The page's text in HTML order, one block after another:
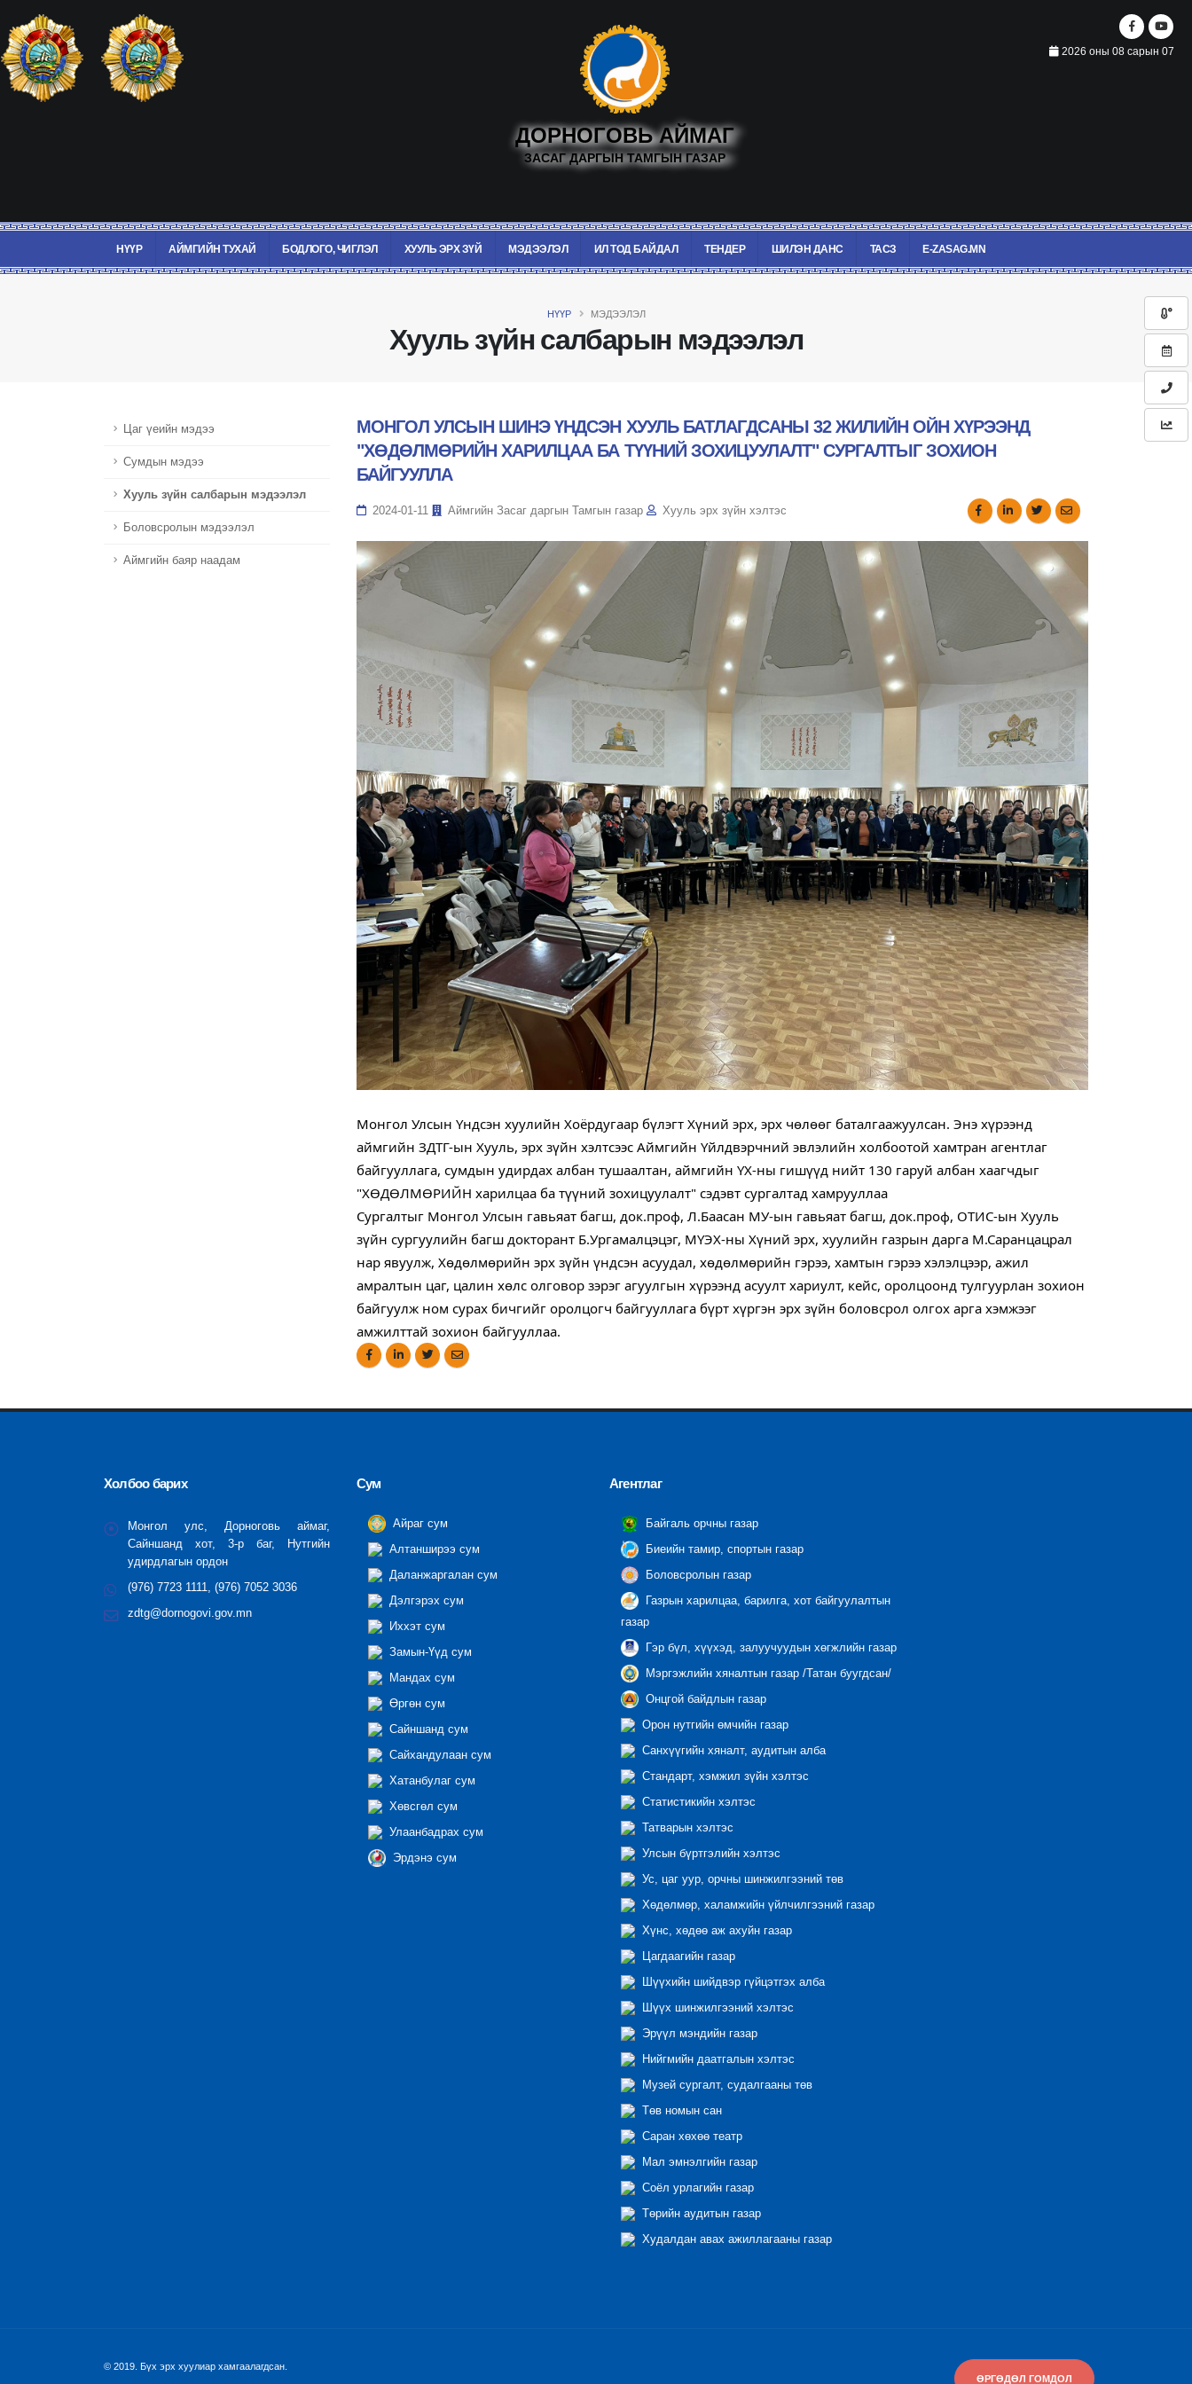
2026 оны 08 сарын 07
ДОРНОГОВЬ АЙМАГ
ЗАСАГ ДАРГЫН ТАМГЫН ГАЗАР
НҮҮР АЙМГИЙН ТУХАЙ БОДЛОГО, ЧИГЛЭЛ ХУУЛЬ ЭРХ ЗҮЙ МЭДЭЭЛЭЛ ИЛ ТОД БАЙДАЛ ТЕНДЕР ШИЛЭН ДАНС ТАСЗ E-ZASAG.MN
Хууль зүйн салбарын мэдээлэл
НҮҮР МЭДЭЭЛЭЛ
Цаг үеийн мэдээ
Сумдын мэдээ
Хууль зүйн салбарын мэдээлэл
Боловсролын мэдээлэл
Аймгийн баяр наадам
МОНГОЛ УЛСЫН ШИНЭ ҮНДСЭН ХУУЛЬ БАТЛАГДСАНЫ 32 ЖИЛИЙН ОЙН ХҮРЭЭНД
"ХӨДӨЛМӨРИЙН ХАРИЛЦАА БА ТҮҮНИЙ ЗОХИЦУУЛАЛТ" СУРГАЛТЫГ ЗОХИОН
БАЙГУУЛЛА
2024-01-11 Аймгийн Засаг даргын Тамгын газар Хууль эрх зүйн хэлтэс
Монгол Улсын Үндсэн хуулийн Хоёрдугаар бүлэгт Хүний эрх, эрх чөлөөг баталгаажуулсан. Энэ хүрээнд
аймгийн ЗДТГ-ын Хууль, эрх зүйн хэлтсээс Аймгийн Үйлдвэрчний эвлэлийн холбоотой хамтран агентлаг
байгууллага, сумдын удирдах албан тушаалтан, аймгийн ҮХ-ны гишүүд нийт 130 гаруй албан хаагчдыг
"ХӨДӨЛМӨРИЙН харилцаа ба түүний зохицуулалт" сэдэвт сургалтад хамрууллаа
Сургалтыг Монгол Улсын гавьяат багш, док.проф, Л.Баасан МУ-ын гавьяат багш, док.проф, ОТИС-ын Хууль
зүйн сургуулийн багш докторант Б.Ургамалцэцэг, МҮЭХ-ны Хүний эрх, хуулийн газрын дарга М.Саранцацрал
нар явуулж, Хөдөлмөрийн эрх зүйн үндсэн асуудал, хөдөлмөрийн гэрээ, хамтын гэрээ хэлэлцээр, ажил
амралтын цаг, цалин хөлс олговор зэрэг агуулгын хүрээнд асуулт хариулт, кейс, оролцоонд тулгуурлан зохион
байгуулж ном сурах бичгийг оролцогч байгууллага бүрт хүргэн эрх зүйн боловсрол олгох арга хэмжээг
амжилттай зохион байгууллаа.
ӨРГӨДӨЛ ГОМДОЛ
Холбоо барих
Монгол улс, Дорноговь аймаг,
Сайншанд хот, 3-р баг, Нутгийн
удирдлагын ордон
(976) 7723 1111, (976) 7052 3036
zdtg@dornogovi.gov.mn
Сум
Айраг сум
Алтанширээ сум
Даланжаргалан сум
Дэлгэрэх сум
Иххэт сум
Замын-Үүд сум
Мандах сум
Өргөн сум
Сайншанд сум
Сайхандулаан сум
Хатанбулаг сум
Хөвсгөл сум
Улаанбадрах сум
Эрдэнэ сум
Агентлаг
Байгаль орчны газар
Биеийн тамир, спортын газар
Боловсролын газар
Газрын харилцаа, барилга, хот байгуулалтын
газар
Гэр бүл, хүүхэд, залуучуудын хөгжлийн газар
Мэргэжлийн хяналтын газар /Татан буугдсан/
Онцгой байдлын газар
Орон нутгийн өмчийн газар
Санхүүгийн хяналт, аудитын алба
Стандарт, хэмжил зүйн хэлтэс
Статистикийн хэлтэс
Татварын хэлтэс
Улсын бүртгэлийн хэлтэс
Ус, цаг уур, орчны шинжилгээний төв
Хөдөлмөр, халамжийн үйлчилгээний газар
Хүнс, хөдөө аж ахуйн газар
Цагдаагийн газар
Шүүхийн шийдвэр гүйцэтгэх алба
Шүүх шинжилгээний хэлтэс
Эрүүл мэндийн газар
Нийгмийн даатгалын хэлтэс
Музей сургалт, судалгааны төв
Төв номын сан
Саран хөхөө театр
Мал эмнэлгийн газар
Соёл урлагийн газар
Төрийн аудитын газар
Худалдан авах ажиллагааны газар
© 2019. Бүх эрх хуулиар хамгаалагдсан.